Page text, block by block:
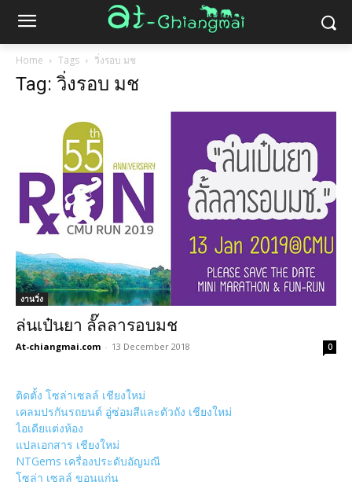
Home Tags วิ่งรอบ มช
Tag: วิ่งรอบ มช
งานวิ่ง
ล่นเป๋นยา ลั๊ลลารอบมช
At-chiangmai.com - 13 December 2018 0
ติดตั้ง โซล่าเซลล์ เชียงใหม่
เคลมปรกันรถยนต์ อู่ซ่อมสีและตัวถัง เชียงใหม่
ไอเดียแต่งห้อง
แปลเอกสาร เชียงใหม่
NTGems เครื่องประดับอัญมณี
โซล่า เซลล์ ขอนแก่น